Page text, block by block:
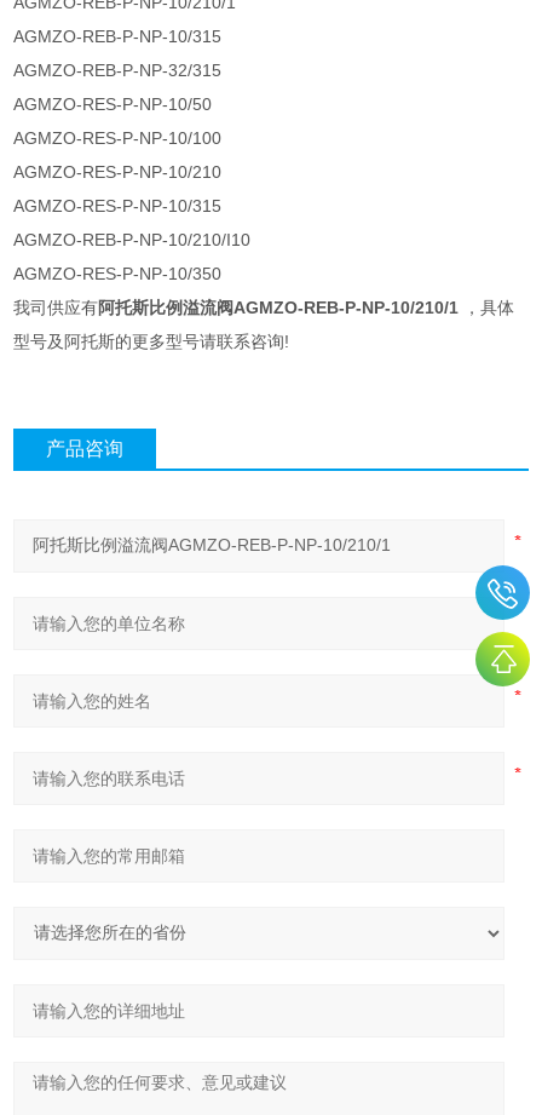
AGMZO-REB-P-NP-10/315
AGMZO-REB-P-NP-32/315
AGMZO-RES-P-NP-10/50
AGMZO-RES-P-NP-10/100
AGMZO-RES-P-NP-10/210
AGMZO-RES-P-NP-10/315
AGMZO-REB-P-NP-10/210/I10
AGMZO-RES-P-NP-10/350
我司供应有阿托斯比例溢流阀AGMZO-REB-P-NP-10/210/1
，具体
型号及阿托斯的更多型号请联系咨询!
产品咨询